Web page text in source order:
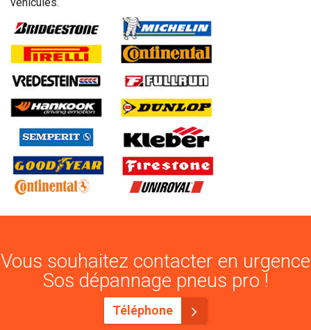
Vous souhaitez contacter en urgence
Sos dépannage pneus pro !
Téléphone